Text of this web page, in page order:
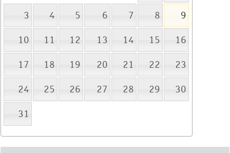
3 4 5 6 7 8 9
10 11 12 13 14 15 16
17 18 19 20 21 22 23
24 25 26 27 28 29 30
31